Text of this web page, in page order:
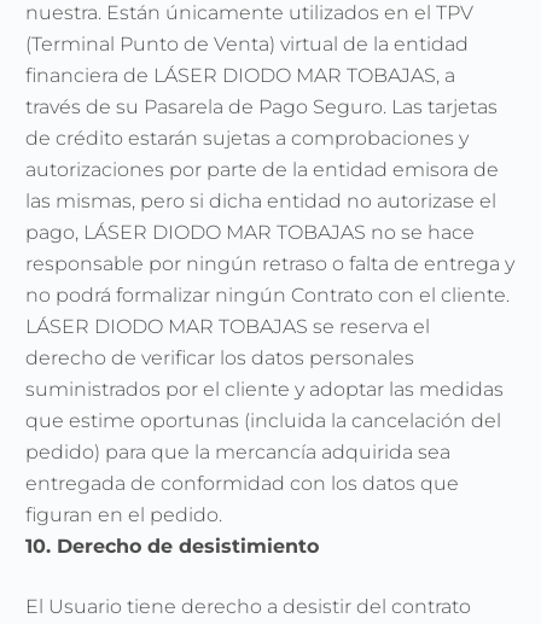
nuestra. Están únicamente utilizados en el TPV
(Terminal Punto de Venta) virtual de la entidad
financiera de LÁSER DIODO MAR TOBAJAS, a
través de su Pasarela de Pago Seguro. Las tarjetas
de crédito estarán sujetas a comprobaciones y
autorizaciones por parte de la entidad emisora de
las mismas, pero si dicha entidad no autorizase el
pago, LÁSER DIODO MAR TOBAJAS no se hace
responsable por ningún retraso o falta de entrega y
no podrá formalizar ningún Contrato con el cliente.
LÁSER DIODO MAR TOBAJAS se reserva el
derecho de verificar los datos personales
suministrados por el cliente y adoptar las medidas
que estime oportunas (incluida la cancelación del
pedido) para que la mercancía adquirida sea
entregada de conformidad con los datos que
figuran en el pedido.
10. Derecho de desistimiento
El Usuario tiene derecho a desistir del contrato